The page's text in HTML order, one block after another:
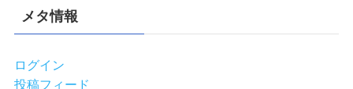
メタ情報
ログイン
投稿フィード